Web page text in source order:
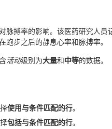
脉搏率的影响。该医药研究人员
跑步之后的静息心率和脉搏率。
活动级别为大量和中等的数据。
使用与条件匹配的行。
包括与条件匹配的行。